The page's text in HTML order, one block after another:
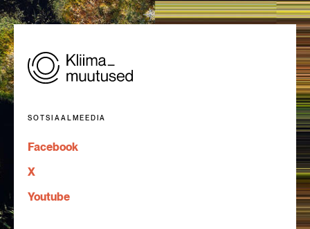
SOTSIAALMEEDIA
Facebook
X
Youtube